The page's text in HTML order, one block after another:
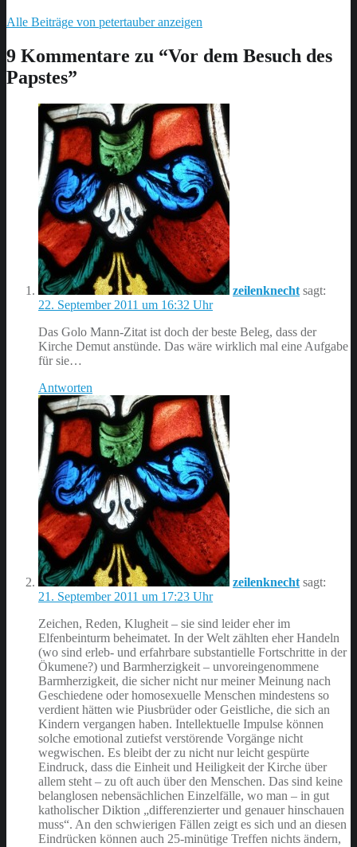
Alle Beiträge von petertauber anzeigen
back
to
main
9 Kommentare zu “Vor dem Besuch des
Papstes”
zeilenknecht sagt:
22. September 2011 um 16:32 Uhr
Das Golo Mann-Zitat ist doch der beste Beleg, dass der
Kirche Demut anstünde. Das wäre wirklich mal eine Aufgabe
für sie…
Antworten
zeilenknecht sagt:
21. September 2011 um 17:23 Uhr
Zeichen, Reden, Klugheit – sie sind leider eher im
Elfenbeinturm beheimatet. In der Welt zählten eher Handeln
(wo sind erleb- und erfahrbare substantielle Fortschritte in der
Ökumene?) und Barmherzigkeit – unvoreingenommene
Barmherzigkeit, die sicher nicht nur meiner Meinung nach
Geschiedene oder homosexuelle Menschen mindestens so
verdient hätten wie Piusbrüder oder Geistliche, die sich an
Kindern vergangen haben. Intellektuelle Impulse können
solche emotional zutiefst verstörende Vorgänge nicht
wegwischen. Es bleibt der zu nicht nur leicht gespürte
Eindruck, dass die Einheit und Heiligkeit der Kirche über
allem steht – zu oft auch über den Menschen. Das sind keine
belanglosen nebensächlichen Einzelfälle, wo man – in gut
katholischer Diktion „differenzierter und genauer hinschauen
muss“. An den schwierigen Fällen zeigt es sich und an diesen
Eindrücken können auch 25-minütige Treffen nichts ändern,